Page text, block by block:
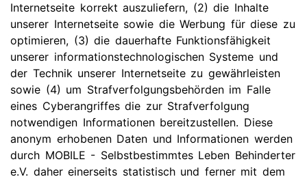
Internetseite korrekt auszuliefern, (2) die Inhalte
unserer Internetseite sowie die Werbung für diese zu
optimieren, (3) die dauerhafte Funktionsfähigkeit
unserer informationstechnologischen Systeme und
der Technik unserer Internetseite zu gewährleisten
sowie (4) um Strafverfolgungsbehörden im Falle
eines Cyberangriffes die zur Strafverfolgung
notwendigen Informationen bereitzustellen. Diese
anonym erhobenen Daten und Informationen werden
durch MOBILE - Selbstbestimmtes Leben Behinderter
e.V. daher einerseits statistisch und ferner mit dem